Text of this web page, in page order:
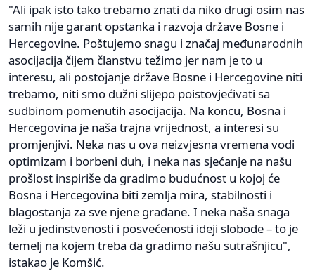
"Ali ipak isto tako trebamo znati da niko drugi osim nas
samih nije garant opstanka i razvoja države Bosne i
Hercegovine. Poštujemo snagu i značaj međunarodnih
asocijacija čijem članstvu težimo jer nam je to u
interesu, ali postojanje države Bosne i Hercegovine niti
trebamo, niti smo dužni slijepo poistovjećivati sa
sudbinom pomenutih asocijacija. Na koncu, Bosna i
Hercegovina je naša trajna vrijednost, a interesi su
promjenjivi. Neka nas u ova neizvjesna vremena vodi
optimizam i borbeni duh, i neka nas sjećanje na našu
prošlost inspiriše da gradimo budućnost u kojoj će
Bosna i Hercegovina biti zemlja mira, stabilnosti i
blagostanja za sve njene građane. I neka naša snaga
leži u jedinstvenosti i posvećenosti ideji slobode – to je
temelj na kojem treba da gradimo našu sutrašnjicu",
istakao je Komšić.